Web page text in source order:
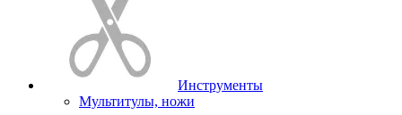
Инструменты
Мультитулы, ножи